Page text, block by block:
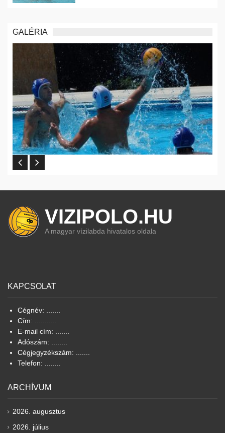
GALÉRIA
VIZIPOLO.HU
A magyar vízilabda hivatalos oldala
KAPCSOLAT
Cégnév: .......
Cím: ...........
E-mail cím: .......
Adószám: ........
Cégjegyzékszám: .......
Telefon: ........
ARCHÍVUM
2026. augusztus
2026. július